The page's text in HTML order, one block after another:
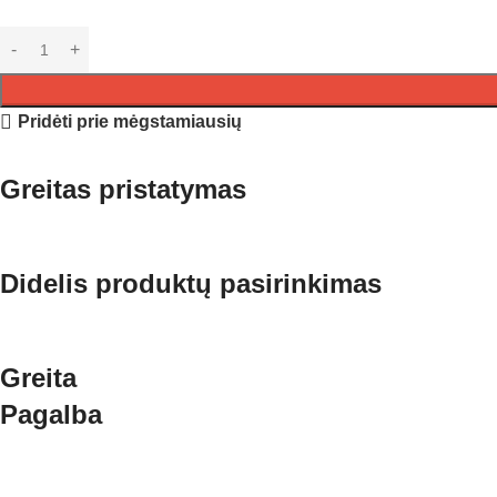
Pridėti prie mėgstamiausių
Greitas pristatymas
Didelis produktų pasirinkimas
Greita
Pagalba